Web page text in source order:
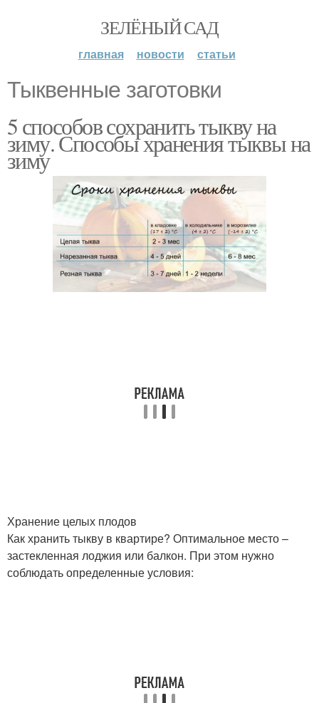
ЗЕЛЁНЫЙ САД
главная новости статьи
Тыквенные заготовки
5 способов сохранить тыкву на
зиму. Способы хранения тыквы на
зиму
Хранение целых плодов
Как хранить тыкву в квартире? Оптимальное место –
застекленная лоджия или балкон. При этом нужно
соблюдать определенные условия: